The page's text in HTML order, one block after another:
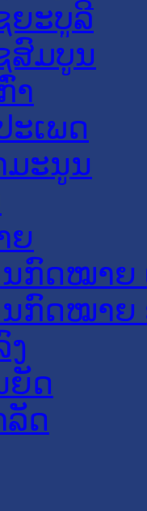
ຍະບູລີ
ສົມບູນ
າ
ະເພດ
ມະນູນ
ຍ
ກົດໝາຍ
ກົດໝາຍ
ຍັດ
ລັດ